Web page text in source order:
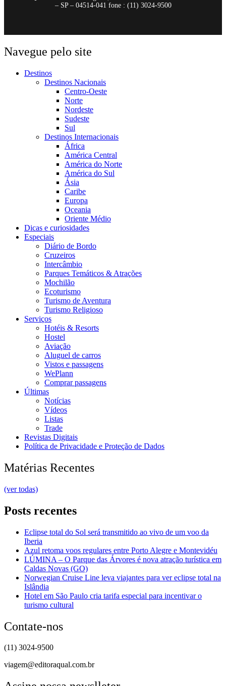
– SP – 04514-041 fone : (11) 3024-9500
Navegue pelo site
Destinos
Destinos Nacionais
Centro-Oeste
Norte
Nordeste
Sudeste
Sul
Destinos Internacionais
África
América Central
América do Norte
América do Sul
Ásia
Caribe
Europa
Oceania
Oriente Médio
Dicas e curiosidades
Especiais
Diário de Bordo
Cruzeiros
Intercâmbio
Parques Temáticos & Atrações
Mochilão
Ecoturismo
Turismo de Aventura
Turismo Religioso
Serviços
Hotéis & Resorts
Hostel
Aviação
Aluguel de carros
Vistos e passagens
WePlann
Comprar passagens
Últimas
Notícias
Vídeos
Listas
Trade
Revistas Digitais
Política de Privacidade e Proteção de Dados
Matérias Recentes
(ver todas)
Posts recentes
Eclipse total do Sol será transmitido ao vivo de um voo da
Iberia
Azul retoma voos regulares entre Porto Alegre e Montevidéu
LÚMINA – O Parque das Árvores é nova atração turística em
Caldas Novas (GO)
Norwegian Cruise Line leva viajantes para ver eclipse total na
Islândia
Hotel em São Paulo cria tarifa especial para incentivar o
turismo cultural
Contate-nos
(11) 3024-9500
viagem@editoraqual.com.br